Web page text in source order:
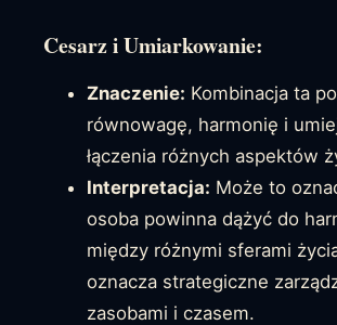
Cesarz i Umiarkowanie:
Znaczenie: Kombinacja ta
równowagę, harmonię i
łączenia różnych aspektów
Interpretacja: Może to
osoba powinna dążyć do
między różnymi sferami
oznacza strategiczne
zasobami i czasem.